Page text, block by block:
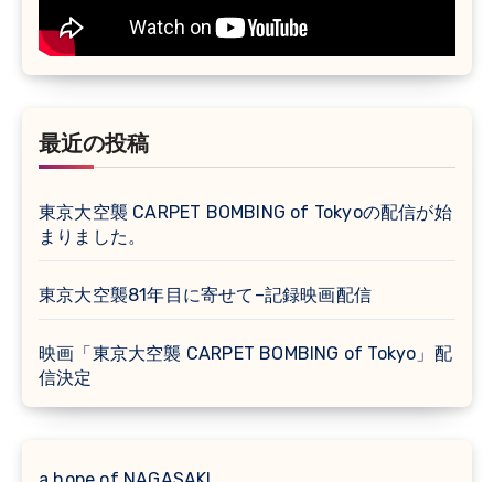
最近の投稿
東京大空襲 CARPET BOMBING of Tokyoの配信が始
まりました。
東京大空襲81年目に寄せて–記録映画配信
映画「東京大空襲 CARPET BOMBING of Tokyo」配
信決定